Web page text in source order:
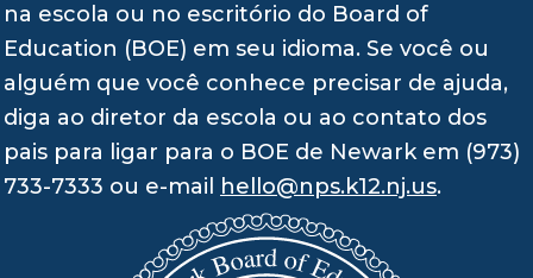
na escola ou no escritório do Board of
Education (BOE) em seu idioma. Se você ou
alguém que você conhece precisar de ajuda,
diga ao diretor da escola ou ao contato dos
pais para ligar para o BOE de Newark em (973)
733-7333 ou e-mail
hello@nps.k12.nj.us.